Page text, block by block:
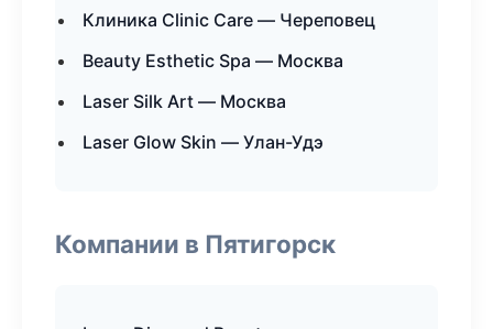
Клиника Clinic Care — Череповец
Beauty Esthetic Spa — Москва
Laser Silk Art — Москва
Laser Glow Skin — Улан-Удэ
Компании в Пятигорск